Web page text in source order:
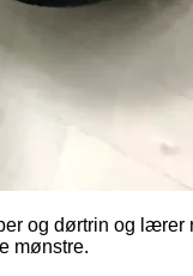
og dørtrin og lærer
mønstre.